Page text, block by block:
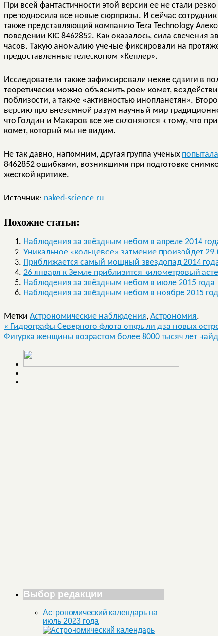
При всей фантастичности этой версии ее не стали
преподносила все новые сюрпризы. И сейчас
также представляющий компанию Teza Technology
поведении KIC 8462852. Как оказалось, сила свечения
часов. Такую аномалию ученые фиксировали на
предоставленные телескопом «Кеплер».
Исследователи также зафиксировали некие сдвиги в
теоретически можно объяснить роем комет,
поблизости, а также «активностью инопланетян».
версию про внеземной разум научный мир
что Голдин и Макаров все же склоняются к тому, что
комет, который мы не видим.
Не так давно, напомним, другая группа ученых
8462852 ошибками, возникшими при подготовке
жесткой критике.
Источник: naked-science.ru
Похожие статьи:
Наблюдения за звёздным небом в апреле 2014
Уникальное «кольцевое» затмение произойдет
Приближается самый мощный звездопад 2014
26 января к Земле приблизится километровый
Наблюдения за звёздным небом в июле 2015 года
Наблюдения за звёздным небом в ноябре 2015
Метки Астрономические наблюдения, Астрономия.
« Гидрографы Северного флота открыли два новых
Фигурка женщины возрастом более 8000 тысяч лет
Выбор редакции
Астрономический календарь на
июль 2023 года